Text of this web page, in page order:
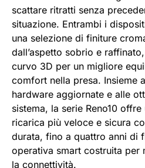
scattare ritratti senza
situazione. Entrambi i
una selezione di finiture
dall’aspetto sobrio e
curvo 3D per un migliore
comfort nella presa. Insieme
hardware aggiornate e alle
sistema, la serie Reno10 offre
ricarica più veloce e sicura
durata, fino a quattro anni di
operativa smart costruita per
la connettività.